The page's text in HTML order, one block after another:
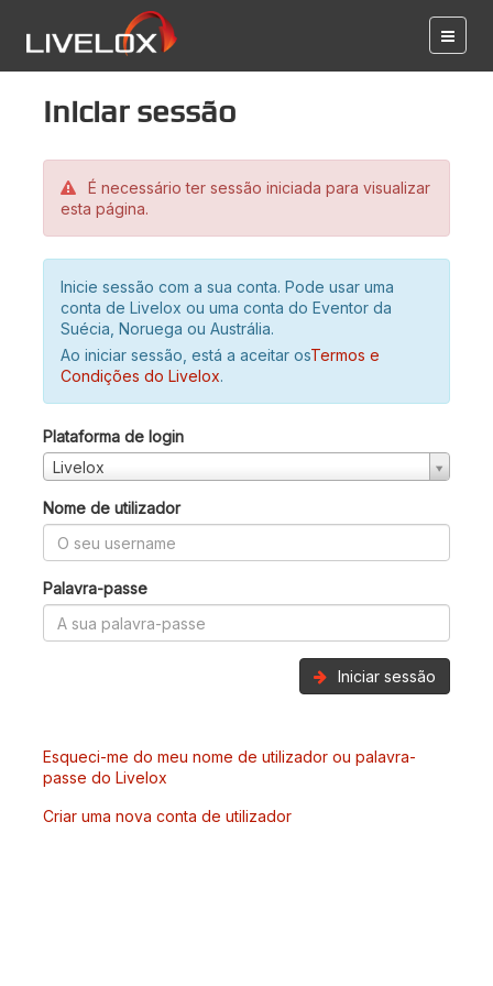
Iniciar sessão
É necessário ter sessão iniciada para visualizar
esta página.
Inicie sessão com a sua conta. Pode usar uma
conta de Livelox ou uma conta do Eventor da
Suécia, Noruega ou Austrália.
Ao iniciar sessão, está a aceitar osTermos e
Condições do Livelox.
Plataforma de login
Livelox
Nome de utilizador
Palavra-passe
Iniciar sessão
Esqueci-me do meu nome de utilizador ou palavra-
passe do Livelox
Criar uma nova conta de utilizador